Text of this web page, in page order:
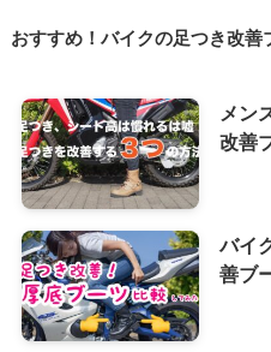
おすすめ！バイクの足つき改善
メン
改善
バイ
善ブ